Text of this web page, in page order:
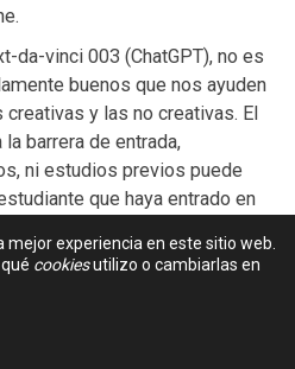
da-vinci 003 (ChatGPT), no es
buenos que nos ayuden
y las no creativas. El
barrera de entrada,
ni estudios previos puede
que haya entrado en
¿dónde está Copilot?
un lenguage de programación
problemas complejos
estar a su lado toda su vida
experiencia en este sitio web.
cookiesutilizo o cambiarlas en